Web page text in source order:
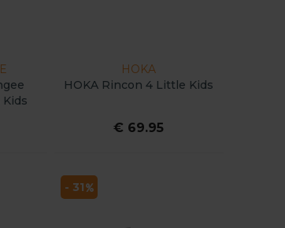
Kids
HOKA
HOKA Rincon 4 Little Kids
€ 69.95
- 31